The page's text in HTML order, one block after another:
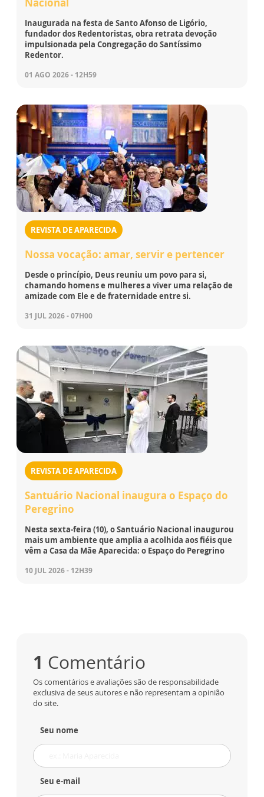
Inaugurada na festa de Santo Afonso de Ligório,
fundador dos Redentoristas, obra retrata devoção
impulsionada pela Congregação do Santíssimo
Redentor.
01 AGO 2026 - 12H59
REVISTA DE APARECIDA
Nossa vocação: amar, servir e pertencer
Desde o princípio, Deus reuniu um povo para si,
chamando homens e mulheres a viver uma relação de
amizade com Ele e de fraternidade entre si.
31 JUL 2026 - 07H00
REVISTA DE APARECIDA
Santuário Nacional inaugura o Espaço do
Peregrino
Nesta sexta-feira (10), o Santuário Nacional inaugurou
mais um ambiente que amplia a acolhida aos fiéis que
vêm a Casa da Mãe Aparecida: o Espaço do Peregrino
10 JUL 2026 - 12H39
1 Comentário
Os comentários e avaliações são de responsabilidade
exclusiva de seus autores e não representam a opinião
do site.
Seu nome
Seu e-mail